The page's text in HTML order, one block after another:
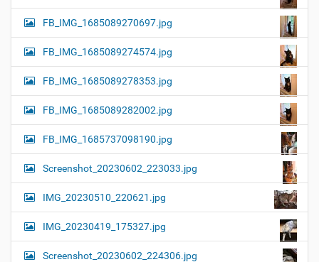
FB_IMG_1685089270697.jpg
FB_IMG_1685089274574.jpg
FB_IMG_1685089278353.jpg
FB_IMG_1685089282002.jpg
FB_IMG_1685737098190.jpg
Screenshot_20230602_223033.jpg
IMG_20230510_220621.jpg
IMG_20230419_175327.jpg
Screenshot_20230602_224306.jpg